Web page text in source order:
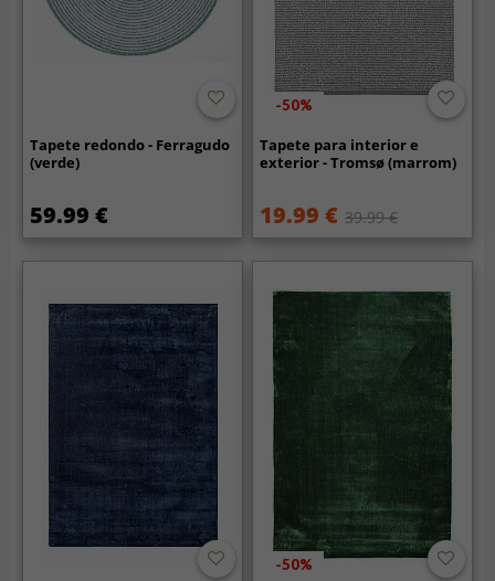
Tapete redondo - Ferragudo
(verde)
59.99 €
-50%
Tapete para interior e
exterior - Tromsø (marrom)
19.99 € 39.99 €
-50%